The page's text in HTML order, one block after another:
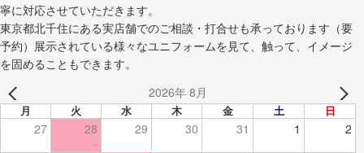
寧に対応させていただきます。
東京都北千住にある実店舗でのご相談・打合せも承っております（要
予約）展示されている様々なユニフォームを見て、触って、イメージ
を固めることもできます。
2026年 8月
月 火 水 木 金 土 日
27 28 29 30 31 1 2